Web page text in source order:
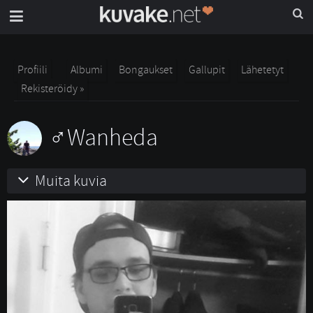
Profiili Albumi Bongaukset Gallupit
Lähetetyt
Rekisteröidy »
Wanheda
Muita kuvia